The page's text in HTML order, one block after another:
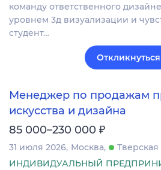
команду ответственного
уровнем 3д визуализации и
студент…
Откликнуться
Менеджер по продажам
искусства и дизайна
85 000–230 000 ₽
31 июля 2026 Москва
Тверская
ИНДИВИДУАЛЬНЫЙ